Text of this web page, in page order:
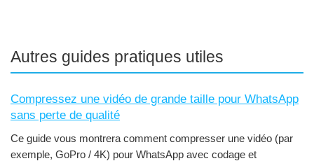
Autres guides pratiques utiles
Compressez une vidéo de grande taille pour WhatsApp
sans perte de qualité
Ce guide vous montrera comment compresser une vidéo (par
exemple, GoPro / 4K) pour WhatsApp avec codage et